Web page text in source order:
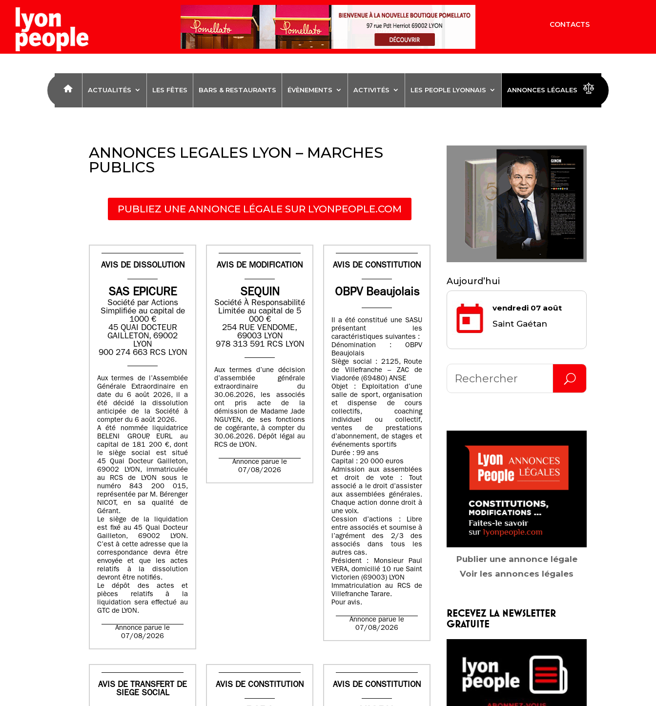
CONTACTS
ACTUALITÉS LES FÊTES BARS & RESTAURANTS ÉVÈNEMENTS ACTIVITÉS LES PEOPLE LYONNAIS ANNONCES LÉGALES
ANNONCES LEGALES LYON – MARCHES
PUBLICS
PUBLIEZ UNE ANNONCE LÉGALE SUR LYONPEOPLE.COM
AVIS DE DISSOLUTION
SAS EPICURE
Société par Actions
Simplifiée au capital de
1000 €
45 QUAI DOCTEUR
GAILLETON, 69002
LYON
900 274 663 RCS LYON
Aux termes de l’Assemblée
Générale Extraordinaire en
date du 6 août 2026, il a
été décidé la dissolution
anticipée de la Société à
compter du 6 août 2026.
A été nommée liquidatrice
BELENI GROUP, EURL au
capital de 181 200 €, dont
le siège social est situé
45 Quai Docteur Gailleton,
69002 LYON, immatriculée
au RCS de LYON sous le
numéro 843 200 015,
représentée par M. Bérenger
NICOT, en sa qualité de
Gérant.
Le siège de la liquidation
est fixé au45 Quai Docteur
Gailleton, 69002 LYON.
C’est à cette adresse que la
correspondance devra être
envoyée et que les actes
relatifs à la dissolution
devront être notifiés.
Le dépôt des actes et
pièces relatifs à la
liquidation sera effectué au
GTC de LYON.
Annonce parue le
07/08/2026
AVIS DE MODIFICATION
SEQUIN
Société À Responsabilité
Limitée au capital de 5
000 €
254 RUE VENDOME,
69003 LYON
978 313 591 RCS LYON
Aux termes d’une décision
d’assemblée générale
extraordinaire du
30.06.2026, les associés
ont pris acte de la
démission de Madame Jade
NGUYEN, de ses fonctions
de cogérante, à compter du
30.06.2026. Dépôt légal au
RCS de LYON.
Annonce parue le
07/08/2026
AVIS DE CONSTITUTION
OBPV Beaujolais
Il a été constitué une SASU
présentant les
caractéristiques suivantes :
Dénomination : OBPV
Beaujolais
Siège social : 2125, Route
de Villefranche – ZAC de
Viadorée (69480) ANSE
Objet : Exploitation d’une
salle de sport, organisation
et dispense de cours
collectifs, coaching
individuel ou collectif,
ventes de prestations
d’abonnement, de stages et
événements sportifs
Durée : 99 ans
Capital : 20 000 euros
Admission aux assemblées
et droit de vote : Tout
associé a le droit d’assister
aux assemblées générales.
Chaque action donne droit à
une voix.
Cession d’actions : Libre
entre associés et soumise à
l’agrément des 2/3 des
associés dans tous les
autres cas.
Président : Monsieur Paul
VERA, domicilié 10 rue Saint
Victorien (69003) LYON
Immatriculation au RCS de
Villefranche Tarare.
Pour avis.
Annonce parue le
07/08/2026
AVIS DE TRANSFERT DE
SIEGE SOCIAL
AVIS DE CONSTITUTION AVIS DE CONSTITUTION
Aujourd’hui
vendredi 07 août
Saint Gaétan
Publier une annonce légale
Voir les annonces légales
RECEVEZ LA NEWSLETTER
GRATUITE